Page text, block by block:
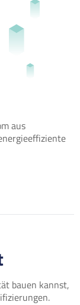
aus
bauen kannst,